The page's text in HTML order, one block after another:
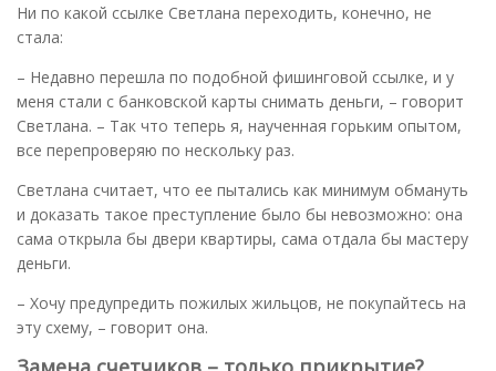
Ни по какой ссылке Светлана переходить, конечно, не
стала:
– Недавно перешла по подобной фишинговой ссылке, и у
меня стали с банковской карты снимать деньги, – говорит
Светлана. – Так что теперь я, наученная горьким опытом,
все перепроверяю по нескольку раз.
Светлана считает, что ее пытались как минимум обмануть
и доказать такое преступление было бы невозможно: она
сама открыла бы двери квартиры, сама отдала бы мастеру
деньги.
– Хочу предупредить пожилых жильцов, не покупайтесь на
эту схему, – говорит она.